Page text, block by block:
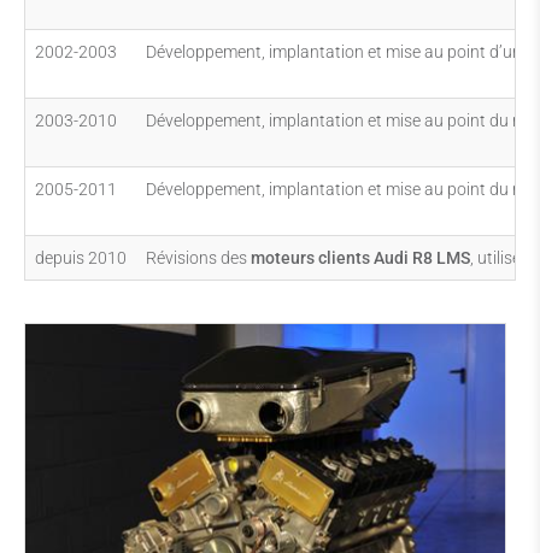
2002-2003 Développement, implantation et mise au point d’un
2003-2010 Développement, implantation et mise au point du
2005-2011 Développement, implantation et mise au point du
depuis 2010 Révisions des moteurs clients Audi R8 LMS ,